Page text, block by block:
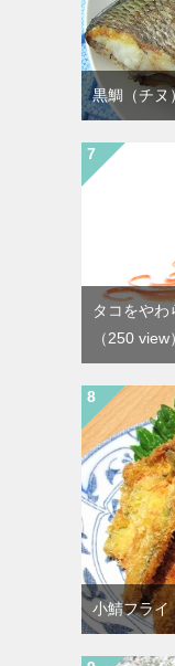
黒鯛（チヌ
タコをやわ
（250 view）
小鯖フライ